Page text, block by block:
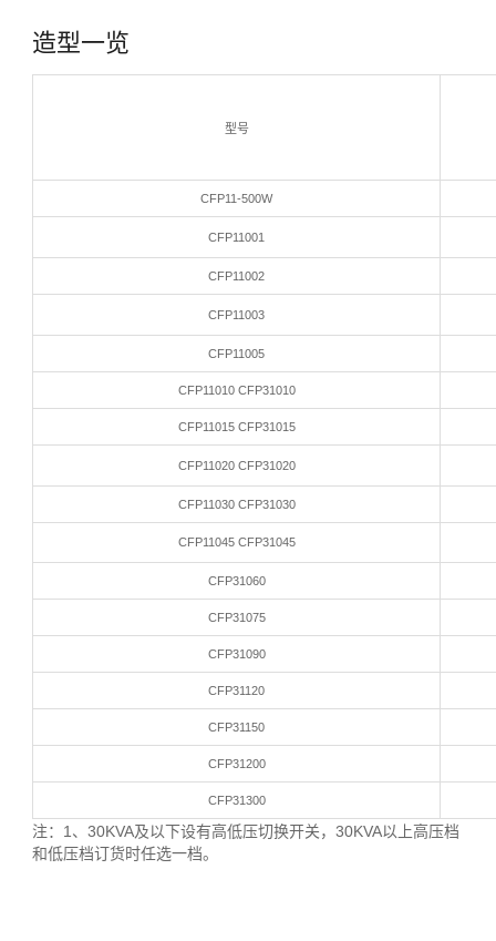
造型一览
型号
CFP11-500W
CFP11001
CFP11002
CFP11003
CFP11005
CFP11010 CFP31010
CFP11015 CFP31015
CFP11020 CFP31020
CFP11030 CFP31030
CFP11045 CFP31045
CFP31060
CFP31075
CFP31090
CFP31120
CFP31150
CFP31200
CFP31300
注：1、30KVA及以下设有高低压切换开关，30KVA以上高压档
和低压档订货时任选一档。